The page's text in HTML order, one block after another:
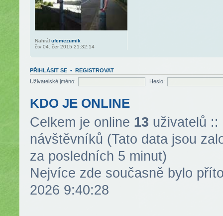
Nahrál ufemezumik
čtv 04. čer 2015 21:32:14
PŘIHLÁSIT SE • REGISTROVAT
Uživatelské jméno:
Heslo:
KDO JE ONLINE
Celkem je online 13 uživatelů ::
návštěvníků (Tato data jsou
za posledních 5 minut)
Nejvíce zde současně bylo
2026 9:40:28